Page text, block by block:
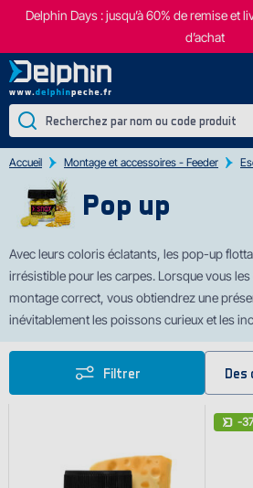
Delphin Days : jusqu’à 60% de remise et
d’achat
Accueil Montage et accessoires - Feeder
Pop up
Avec leurs coloris éclatants, les pop-up
irrésistible pour les carpes. Lorsque vous
montage correct, vous obtiendrez une
inévitablement les poissons curieux et les
Filtrer Des
-